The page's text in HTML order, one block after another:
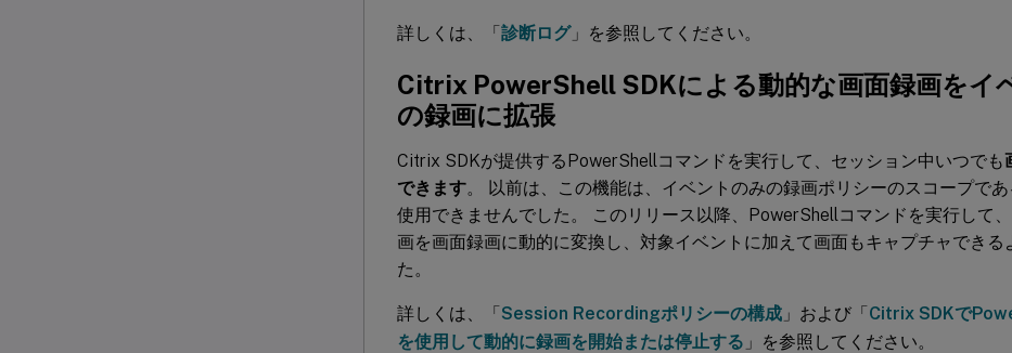
詳しくは、「診断ログ」を参照してください。
Citrix PowerShell SDKによる動的な画面録画をイ
の録画に拡張
Citrix SDKが提供するPowerShellコマンドを実行して、セッション中いつでも
できます。 以前は、この機能は、イベントのみの録画ポリシーのスコープで
使用できませんでした。 このリリース以降、PowerShellコマンドを実行して
画を画面録画に動的に変換し、対象イベントに加えて画面もキャプチャできる
た。
詳しくは、「Session Recordingポリシーの構成 」および「Citrix SDKで
を使用して動的に録画を開始または停止する 」を参照してください。